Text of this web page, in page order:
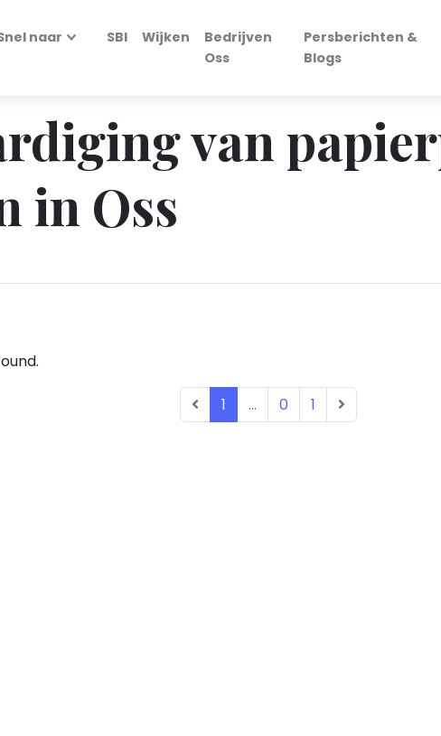
naar SBI Wijken
Bedrijven
Oss
Persberichten &
Blogs
van
in Oss
1 ... 0 1